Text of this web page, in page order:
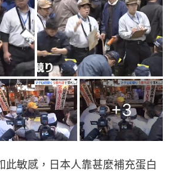
+3
此敏感，日本人靠甚麼補充蛋白